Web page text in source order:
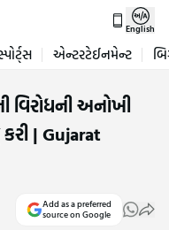
English
એન્ટરટેઈનમેન્ટ
વિરોધની અનોખી
| Gujarat
Add as a preferred
source on Google